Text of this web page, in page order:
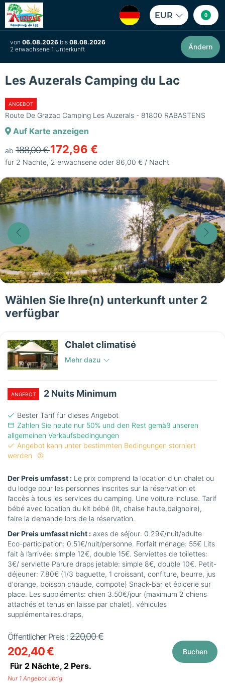
EUR 0
von 06.08.2026 bis 08.08.2026
2 erwachsene 1 Unterkunft
Ändern
Les Auzerals Camping du Lac
ANGEBOT
Route De Grazac Camping Les Auzerals - 81800 RABASTENS
Auf Karte anzeigen
ab 188,00 €172,96 €
für 2 Nächte, 2 erwachsene oder 86,00 € / Nacht
Wählen Sie Ihre(n) unterkunft unter 2
verfügbar
Chalet climatisé
Mehr dazu
ANGEBOT 2 Nuits Minimum
Bester Tarif für dieses Angebot
Zahlen Sie heute nur 50% und den Rest gemäß unseren
allgemeinen Verkaufsbedingungen
Angebot kann unter bestimmten Bedingungen storniert
werden
Der Preis umfasst : Le prix comprend la location d'un chalet ou
du lodge pour les personnes inscrites sur la réservation et
l’accès à tous les services du camping. Une voiture incluse. Tarif
bébé avec location du kit bébé (lit, chaise haute,baignoire),
faire la demande lors de la réservation.
Der Preis umfasst nicht : axes de séjour: 0.29€/nuit/adulte
Eco-participation: 0.51€/nuit/personne. Forfait ménage: 55€ Lits
fait à l’arrivée: simple 12€, double 15€. Serviettes de toilettes:
3€/ serviette Parure draps jetable: simple 8€, double 10€. Petit-
déjeuner: 7.80€ (1/3 baguette, 1 croissant, confiture, beurre, jus
d'orange, boisson chaude, compote) Snack-bar et épicerie sur
place. Les suppléments: chien 3.50€/jour (maximum 2 chiens
attachés et tenus en laisse par chalet). véhicules
supplémentaires.draps,
Öffentlicher Preis : 220,00 €
202,40 €
Für 2 Nächte, 2 Pers.
Buchen
Nur 1 Angebot übrig